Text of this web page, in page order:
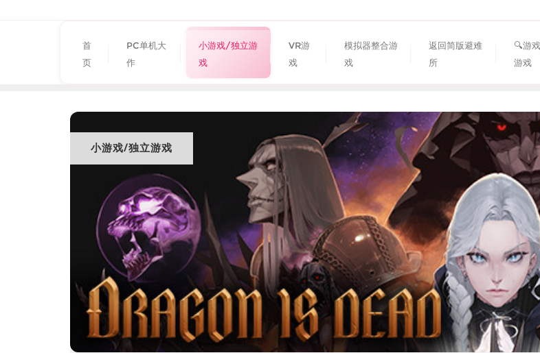
首
页
PC单机大
作
小游戏/独立游
戏
VR游
戏
模拟器整合游
戏
返回简版避难
所
🔍游
游戏
小游戏/独立游戏